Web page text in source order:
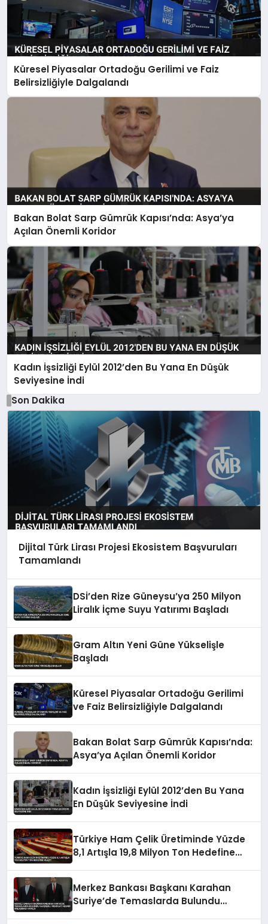
Küresel Piyasalar Ortadoğu Gerilimi ve Faiz
Belirsizliğiyle Dalgalandı
Bakan Bolat Sarp Gümrük Kapısı’nda: Asya’ya
Açılan Önemli Koridor
Kadın İşsizliği Eylül 2012’den Bu Yana En Düşük
Seviyesine İndi
Son Dakika
Dijital Türk Lirası Projesi Ekosistem Başvuruları
Tamamlandı
DSİ’den Rize Güneysu’ya 250 Milyon
Liralık İçme Suyu Yatırımı Başladı
Gram Altın Yeni Güne Yükselişle
Başladı
Küresel Piyasalar Ortadoğu Gerilimi
ve Faiz Belirsizliğiyle Dalgalandı
Bakan Bolat Sarp Gümrük Kapısı’nda:
Asya’ya Açılan Önemli Koridor
Kadın İşsizliği Eylül 2012’den Bu Yana
En Düşük Seviyesine İndi
Türkiye Ham Çelik Üretiminde Yüzde
8,1 Artışla 19,8 Milyon Ton Hedefine
Merkez Bankası Başkanı Karahan
Suriye’de Temaslarda Bulundu